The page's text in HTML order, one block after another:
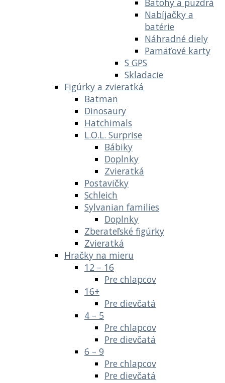
Nabíjačky a
batérie
Náhradné diely
Pamäťové karty
S GPS
Skladacie
Figúrky a zvieratká
Batman
Dinosaury
Hatchimals
L.O.L. Surprise
Bábiky
Doplnky
Zvieratká
Postavičky
Schleich
Sylvanian families
Doplnky
Zberateľské figúrky
Zvieratká
Hračky na mieru
12 – 16
Pre chlapcov
16+
Pre dievčatá
4 – 5
Pre chlapcov
Pre dievčatá
6 – 9
Pre chlapcov
Pre dievčatá